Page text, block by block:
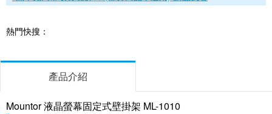
熱門快搜：
產品介紹
Mountor 液晶螢幕固定式壁掛架 ML-1010